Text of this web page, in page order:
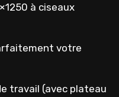
à ciseaux
votre
travail (avec plateau